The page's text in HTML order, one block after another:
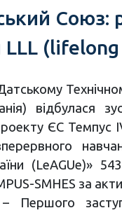
Союз:
LLL
відбулася
ЄС Темпус
(LeAGUe)»
SMHES за
Першого